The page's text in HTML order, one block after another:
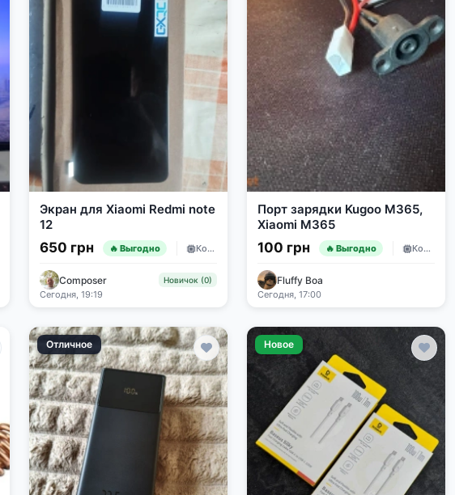
Экран для Xiaomi Redmi note
12
650 грн 🔥 Выгодно Комплектующие
Composer Новичок (0)
Сегодня, 19:19
Порт зарядки Kugoo M365,
Xiaomi M365
100 грн 🔥 Выгодно Комплектующие
Fluffy Boa
Сегодня, 17:00
Отличное Новое